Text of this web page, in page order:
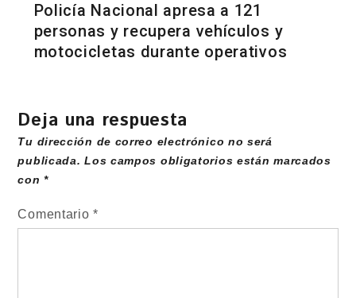
Policía Nacional apresa a 121
personas y recupera vehículos y
motocicletas durante operativos
Deja una respuesta
Tu dirección de correo electrónico no será
publicada. Los campos obligatorios están marcados
con*
Comentario*